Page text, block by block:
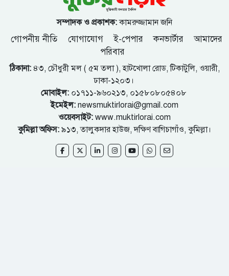
সম্পাদক ও প্রকাশক:কামরুজ্জামান জনি
গোপনীয় নীতি যোগাযোগ ই-পেপার কনভার্টার
আমাদের
পরিবার
ঠিকানা:৪৩, চৌধুরী মল ( ৫ম তলা ), হাটখোলা রোড, টিকাটুলি, ওয়ারী,
ঢাকা-১২০৩।
মোবাইল:০১৭১১-৯৬০২১৩, ০১৫৮০৮০৫৪০৮
ইমেইল: newsmuktirlorai@gmail.com
ওয়েবসাইট: www.muktirlorai.com
কুমিল্লা অফিস: ৯১৩, তালুকদার হাউজ, দক্ষিণ বাগিচাগাঁও, কুমিল্লা।